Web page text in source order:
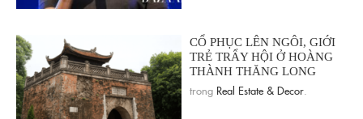
CỔ PHỤC LÊN NGÔI, GIỚI
TRẺ TRẨY HỘI Ở HOÀNG
THÀNH THĂNG LONG
trong Real Estate & Decor